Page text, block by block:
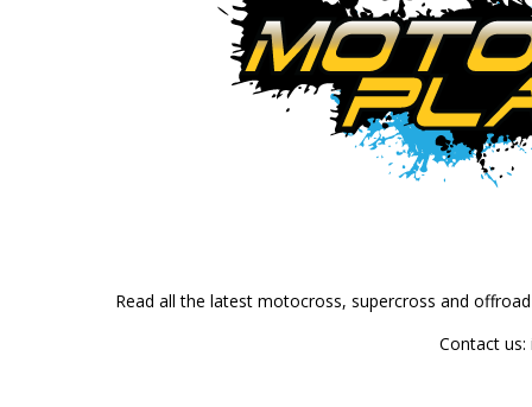
Read all the latest motocross, supercross and
Contact us: